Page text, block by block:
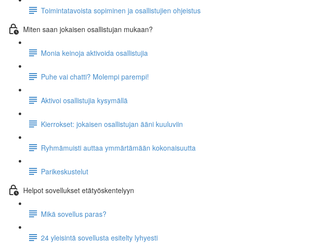
Toimintatavoista sopiminen ja osallistujien ohjeistus
Miten saan jokaisen osallistujan mukaan?
Monia keinoja aktivoida osallistujia
Puhe vai chatti? Molempi parempi!
Aktivoi osallistujia kysymällä
Kierrokset: jokaisen osallistujan ääni kuuluviin
Ryhmämuisti auttaa ymmärtämään kokonaisuutta
Parikeskustelut
Helpot sovellukset etätyöskentelyyn
Mikä sovellus paras?
24 yleisintä sovellusta esitelty lyhyesti